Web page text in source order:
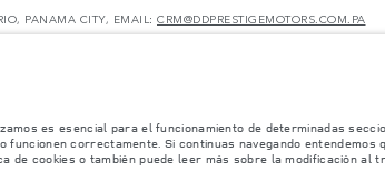
PANAMA CITY, EMAIL: CRM@DDPRESTIGEMOTORS.COM.PA
completamente las especificaciones disponibles de
el diseño y la producción de sus vehículos, piezas y
las especificaciones, los motores y los colores que aparecen en
es esencial para el funcionamiento de determinadas
correctamente. Si continuas navegando
cookies o también puede leer más sobre la modificación al